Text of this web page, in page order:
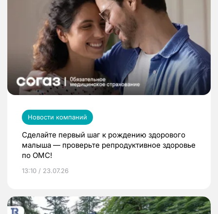
Новости компаний
Сделайте первый шаг к рождению здорового
малыша — проверьте репродуктивное здоровье
по ОМС!
13:10 / 23.07.26